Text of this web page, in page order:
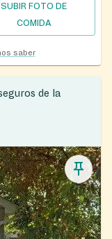
SUBIR FOTO DE
COMIDA
saber
de la